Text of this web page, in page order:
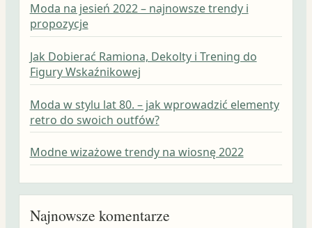
Moda na jesień 2022 – najnowsze trendy i
propozycje
Jak Dobierać Ramiona, Dekolty i Trening do
Figury Wskaźnikowej
Moda w stylu lat 80. – jak wprowadzić elementy
retro do swoich outfów?
Modne wizażowe trendy na wiosnę 2022
Najnowsze komentarze